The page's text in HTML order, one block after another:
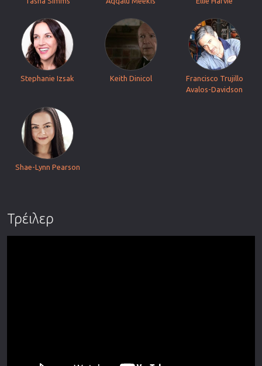
Stephanie Izsak Keith Dinicol
Francisco Trujillo
Avalos-Davidson
Shae-Lynn Pearson
Τρέιλερ